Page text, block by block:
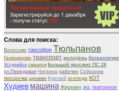
Слова для поиска:
Волосово таксофон Тюльпанов
Галициново транспорт молодёжь безразличие
Уссурийск скрылся Большой проспект ПС 28
ул.Передовая Чигрина рабочих Собрании
просрочка цунами Курский колледж КОТ
Худиев машина Жирекен экз. повторное